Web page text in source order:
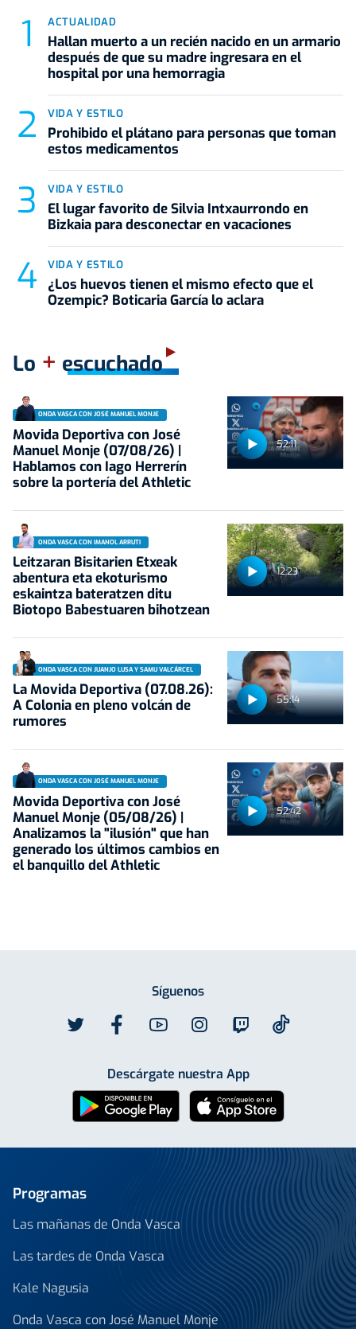
ACTUALIDAD
Hallan muerto a un recién nacido en un armario
después de que su madre ingresara en el
hospital por una hemorragia
VIDA Y ESTILO
Prohibido el plátano para personas que toman
estos medicamentos
VIDA Y ESTILO
El lugar favorito de Silvia Intxaurrondo en
Bizkaia para desconectar en vacaciones
VIDA Y ESTILO
¿Los huevos tienen el mismo efecto que el
Ozempic? Boticaria García lo aclara
Lo + escuchado
52:11
ONDA VASCA CON JOSÉ MANUEL MONJE
Movida Deportiva con José
Manuel Monje (07/08/26) |
Hablamos con Iago Herrerín
sobre la portería del Athletic
12:23
ONDA VASCA CON IMANOL ARRUTI
Leitzaran Bisitarien Etxeak
abentura eta ekoturismo
eskaintza bateratzen ditu
Biotopo Babestuaren bihotzean
55:14
ONDA VASCA CON JUANJO LUSA Y SAMU VALCÁRCEL
La Movida Deportiva (07.08.26):
A Colonia en pleno volcán de
rumores
52:42
ONDA VASCA CON JOSÉ MANUEL MONJE
Movida Deportiva con José
Manuel Monje (05/08/26) |
Analizamos la "ilusión" que han
generado los últimos cambios en
el banquillo del Athletic
Síguenos
Descárgate nuestra App
Programas
Las mañanas de Onda Vasca
Las tardes de Onda Vasca
Kale Nagusia
Onda Vasca con José Manuel Monje